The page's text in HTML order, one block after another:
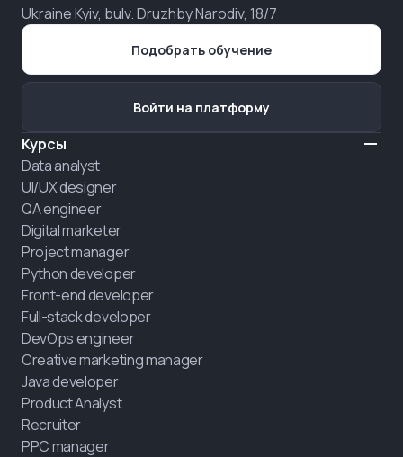
Ukraine Kyiv, bulv. Druzhby Narodiv, 18/7
Курсы
Data analyst
UI/UX designer
QA engineer
Digital marketer
Project manager
Python developer
Front-end developer
Full-stack developer
DevOps engineer
Creative marketing manager
Java developer
Product Analyst
Recruiter
PPC manager
Подобрать обучение
Войти на платформу